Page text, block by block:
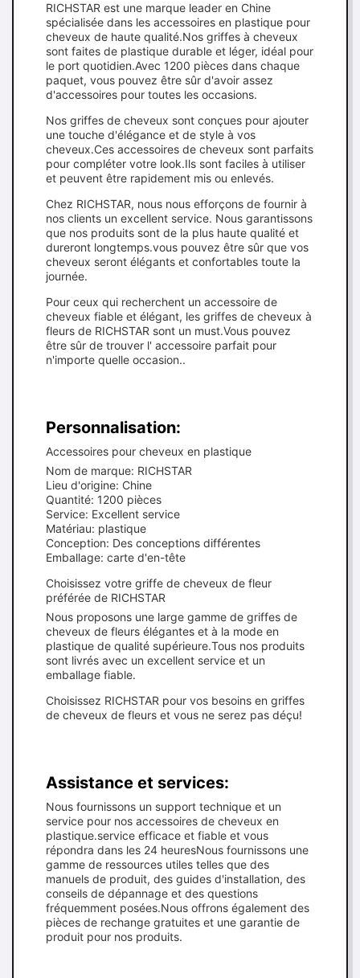
RICHSTAR est une marque leader en Chine
spécialisée dans les accessoires en plastique pour
cheveux de haute qualité.Nos griffes à cheveux
sont faites de plastique durable et léger, idéal pour
le port quotidien.Avec 1200 pièces dans chaque
paquet, vous pouvez être sûr d'avoir assez
d'accessoires pour toutes les occasions.
Nos griffes de cheveux sont conçues pour ajouter
une touche d'élégance et de style à vos
cheveux.Ces accessoires de cheveux sont parfaits
pour compléter votre look.Ils sont faciles à utiliser
et peuvent être rapidement mis ou enlevés.
Chez RICHSTAR, nous nous efforçons de fournir à
nos clients un excellent service. Nous garantissons
que nos produits sont de la plus haute qualité et
dureront longtemps.vous pouvez être sûr que vos
cheveux seront élégants et confortables toute la
journée.
Pour ceux qui recherchent un accessoire de
cheveux fiable et élégant, les griffes de cheveux à
fleurs de RICHSTAR sont un must.Vous pouvez
être sûr de trouver l' accessoire parfait pour
n'importe quelle occasion..
Personnalisation:
Accessoires pour cheveux en plastique
Nom de marque: RICHSTAR
Lieu d'origine: Chine
Quantité: 1200 pièces
Service: Excellent service
Matériau: plastique
Conception: Des conceptions différentes
Emballage: carte d'en-tête
Choisissez votre griffe de cheveux de fleur
préférée de RICHSTAR
Nous proposons une large gamme de griffes de
cheveux de fleurs élégantes et à la mode en
plastique de qualité supérieure.Tous nos produits
sont livrés avec un excellent service et un
emballage fiable.
Choisissez RICHSTAR pour vos besoins en griffes
de cheveux de fleurs et vous ne serez pas déçu!
Assistance et services:
Nous fournissons un support technique et un
service pour nos accessoires de cheveux en
plastique.service efficace et fiable et vous
répondra dans les 24 heuresNous fournissons une
gamme de ressources utiles telles que des
manuels de produit, des guides d'installation, des
conseils de dépannage et des questions
fréquemment posées.Nous offrons également des
pièces de rechange gratuites et une garantie de
produit pour nos produits.